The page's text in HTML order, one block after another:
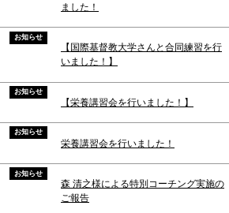
ました！
お知らせ
【国際基督教大学さんと合同練習を行
いました！】
お知らせ
【栄養講習会を行いました！】
お知らせ
栄養講習会を行いました！
お知らせ
森 清之様による特別コーチング実施の
ご報告